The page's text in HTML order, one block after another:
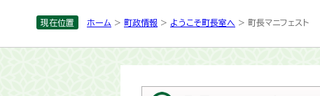
現在位置 ホーム > 町政情報 > ようこそ町長室へ > 町長マニフェスト